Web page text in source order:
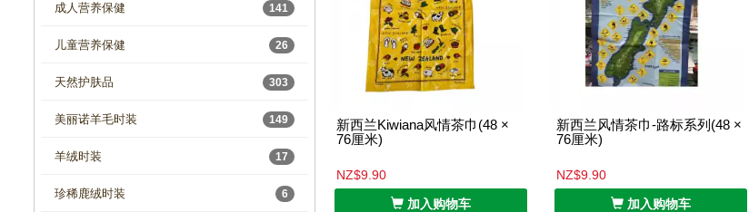
141
成人营养保健
26
儿童营养保健
303
天然护肤品
149
美丽诺羊毛时装
17
羊绒时装
6
珍稀鹿绒时装
新西兰Kiwiana风情茶巾(48 ×
76厘米)
NZ$9.90
加入购物车
新西兰风情茶巾-路标系列(48 ×
76厘米)
NZ$9.90
加入购物车